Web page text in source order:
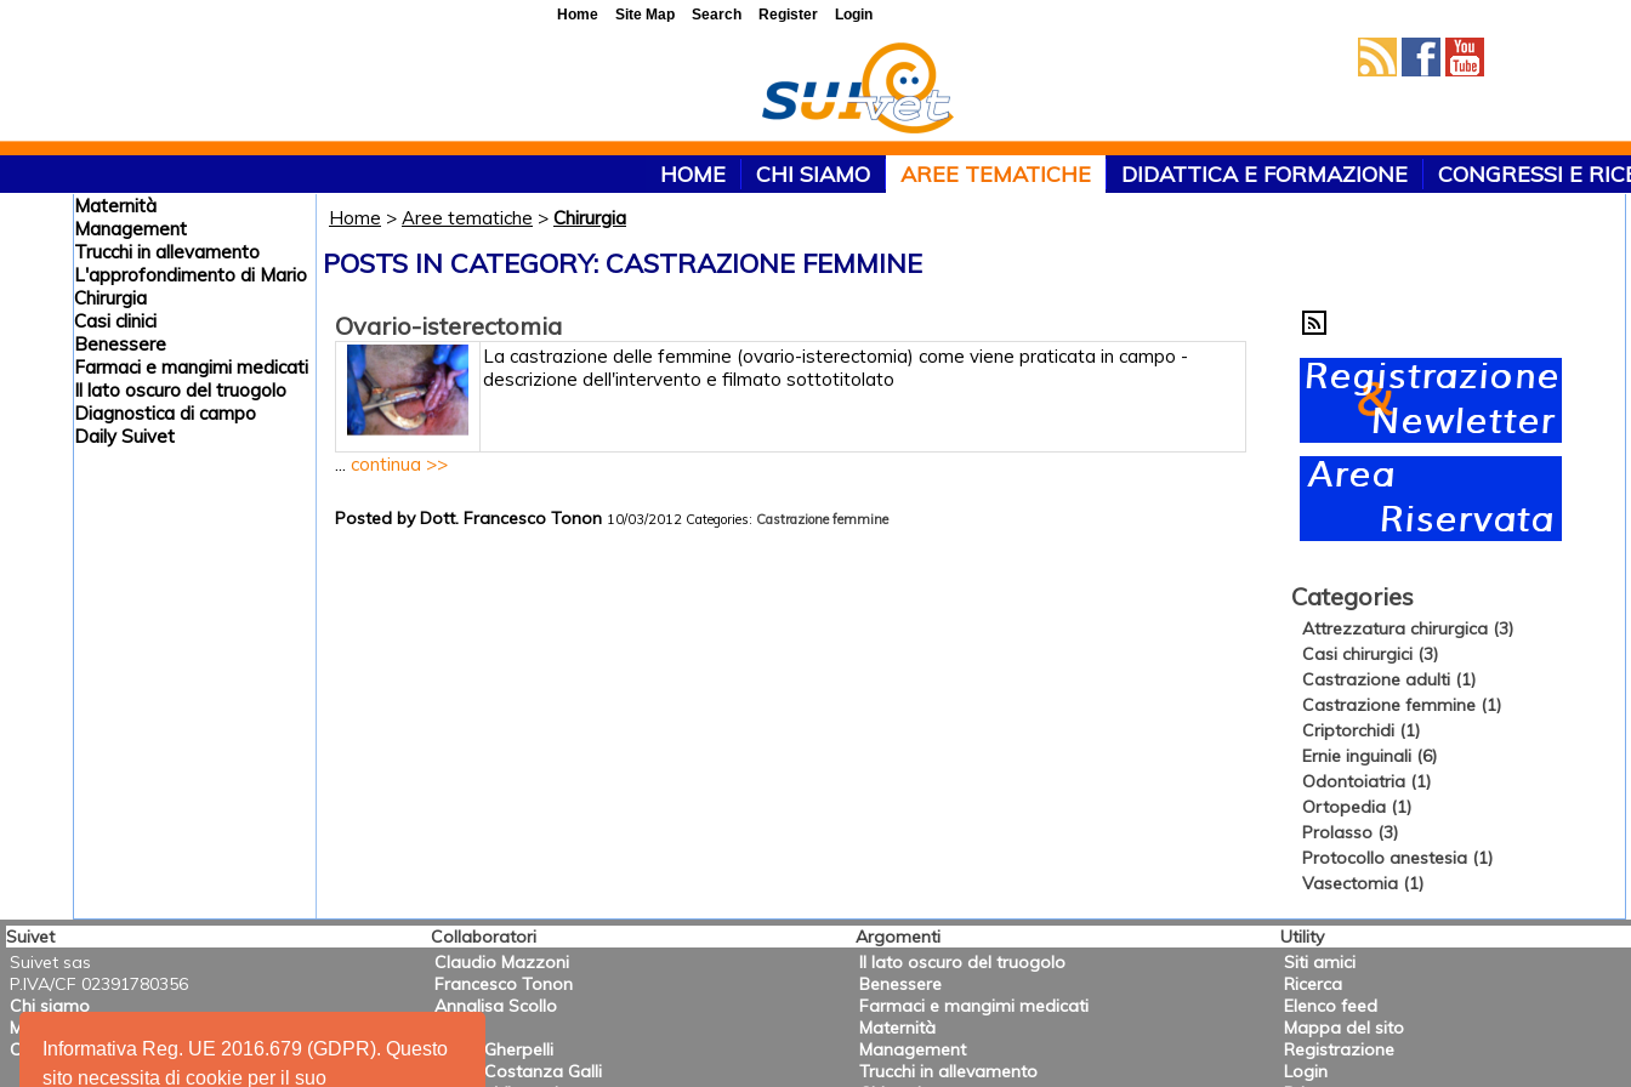
Informativa Reg. UE 2016.679 (GDPR). Questo
sito necessita di cookie per il suo
HOME CHI SIAMO AREE TEMATICHE DIDATTICA E FORMAZIONE CONGRESSI E
Maternità
Management
Trucchi in allevamento
L'approfondimento di Mario
Chirurgia
Casi clinici
Benessere
Farmaci e mangimi medicati
Il lato oscuro del truogolo
Diagnostica di campo
Daily Suivet
Home > Aree tematiche > Chirurgia
POSTS IN CATEGORY: CASTRAZIONE FEMMINE
Ovario-isterectomia
La castrazione delle femmine (ovario-isterectomia) come viene praticata in campo -
descrizione dell'intervento e filmato sottotitolato
... continua >>
Posted by Dott. Francesco Tonon 10/03/2012 Categories: Castrazione femmine
Categories
Attrezzatura chirurgica (3)
Casi chirurgici (3)
Castrazione adulti (1)
Castrazione femmine (1)
Criptorchidi (1)
Ernie inguinali (6)
Odontoiatria (1)
Ortopedia (1)
Prolasso (3)
Protocollo anestesia (1)
Vasectomia (1)
Suivet
Suivet sas
P.IVA/CF 02391780356
Chi siamo
Mission
Contatti
Collaboratori
Claudio Mazzoni
Francesco Tonon
Annalisa Scollo
Mario Gherpelli
Maria Costanza Galli
Argomenti
Il lato oscuro del truogolo
Benessere
Farmaci e mangimi medicati
Maternità
Management
Trucchi in allevamento
Utility
Siti amici
Ricerca
Elenco feed
Mappa del sito
Registrazione
Login
Home Site Map Search Register Login